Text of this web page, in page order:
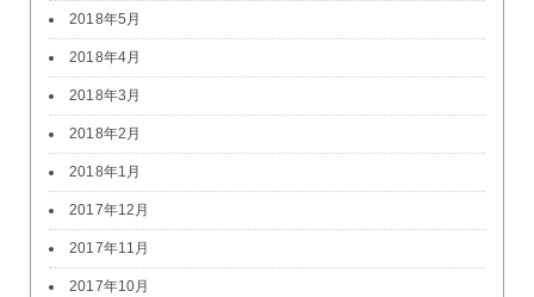
2018年5月
2018年4月
2018年3月
2018年2月
2018年1月
2017年12月
2017年11月
2017年10月